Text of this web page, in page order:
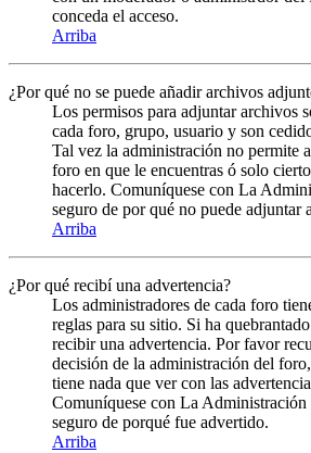
conceda el acceso.
Arriba
¿Por qué no se puede añadir archivos
Los permisos para adjuntar archivos
cada foro, grupo, usuario y son
Tal vez la administración no permite
foro en que le encuentras ó solo
hacerlo. Comuníquese con La
seguro de por qué no puede adjuntar
Arriba
¿Por qué recibí una advertencia?
Los administradores de cada foro
reglas para su sitio. Si ha
recibir una advertencia. Por favor
decisión de la administración del
tiene nada que ver con las
Comuníquese con La Administración
seguro de porqué fue advertido.
Arriba